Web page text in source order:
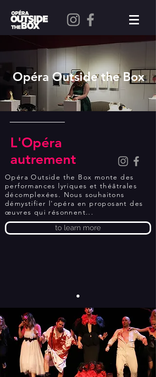
Opéra Outside the Box
L'Opéra
autrement
to learn more
Opéra Outside the Box monte des
performances lyriques et théâtrales
décomplexées. Nous souhaitons
démystifier l'opéra en proposant des
œuvres qui résonnent...